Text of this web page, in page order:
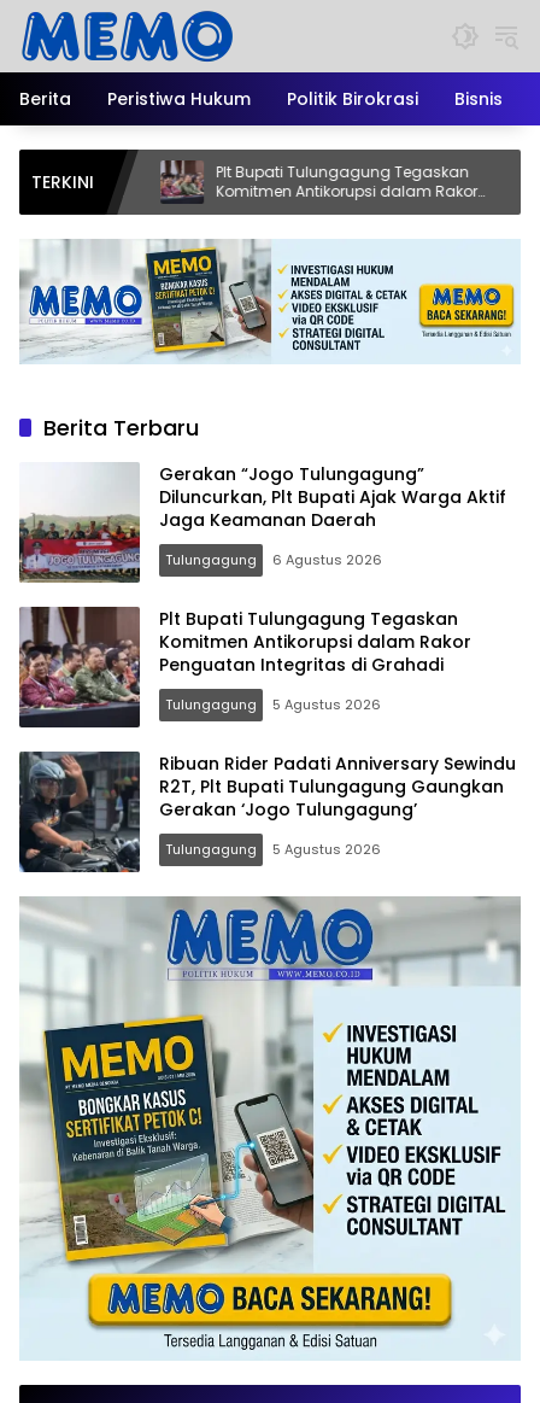
Langsung
konten
Berita
Peristiwa Hukum Politik Birokrasi Bisnis
TERKINI
Aktif
Plt Bupati Tulungagung Tegaskan
Komitmen Antikorupsi dalam Rakor
Penguatan Integritas di Grahadi
Berita Terbaru
Gerakan “Jogo Tulungagung”
Diluncurkan, Plt Bupati Ajak Warga Aktif
Jaga Keamanan Daerah
Tulungagung 6 Agustus 2026
Plt Bupati Tulungagung Tegaskan
Komitmen Antikorupsi dalam Rakor
Penguatan Integritas di Grahadi
Tulungagung 5 Agustus 2026
Ribuan Rider Padati Anniversary Sewindu
R2T, Plt Bupati Tulungagung Gaungkan
Gerakan ‘Jogo Tulungagung’
Tulungagung 5 Agustus 2026
Memo.co.id
| Memberi
Inspirasi